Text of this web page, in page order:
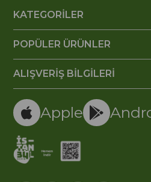
KATEGORİLER
POPÜLER ÜRÜNLER
ALIŞVERİŞ BİLGİLERİ
Apple